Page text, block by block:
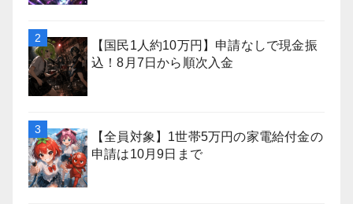
【国民1人約10万円】申請なしで現金振
込！8月7日から順次入金
【全員対象】1世帯5万円の家電給付金の
申請は10月9日まで